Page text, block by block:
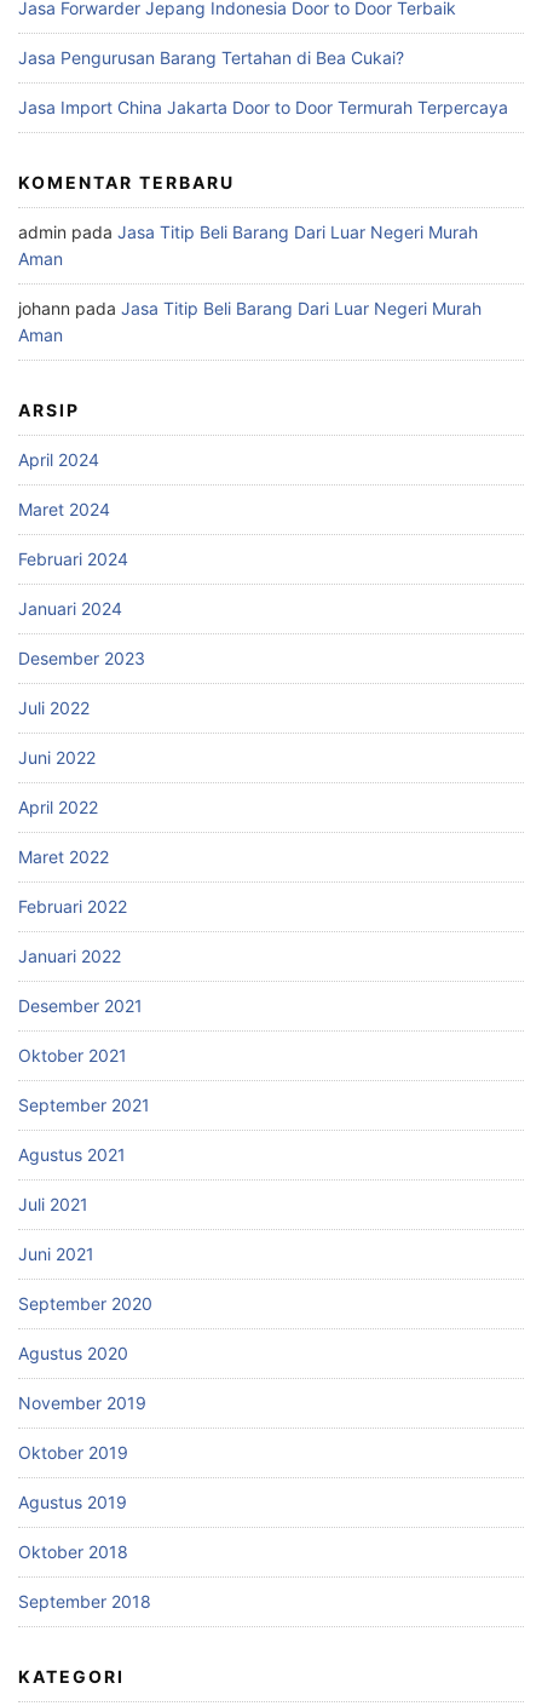
Jasa Forwarder Jepang Indonesia Door to Door Terbaik
Jasa Pengurusan Barang Tertahan di Bea Cukai?
Jasa Import China Jakarta Door to Door Termurah Terpercaya
KOMENTAR TERBARU
admin pada Jasa Titip Beli Barang Dari Luar Negeri Murah
Aman
johann pada Jasa Titip Beli Barang Dari Luar Negeri Murah
Aman
ARSIP
April 2024
Maret 2024
Februari 2024
Januari 2024
Desember 2023
Juli 2022
Juni 2022
April 2022
Maret 2022
Februari 2022
Januari 2022
Desember 2021
Oktober 2021
September 2021
Agustus 2021
Juli 2021
Juni 2021
September 2020
Agustus 2020
November 2019
Oktober 2019
Agustus 2019
Oktober 2018
September 2018
KATEGORI